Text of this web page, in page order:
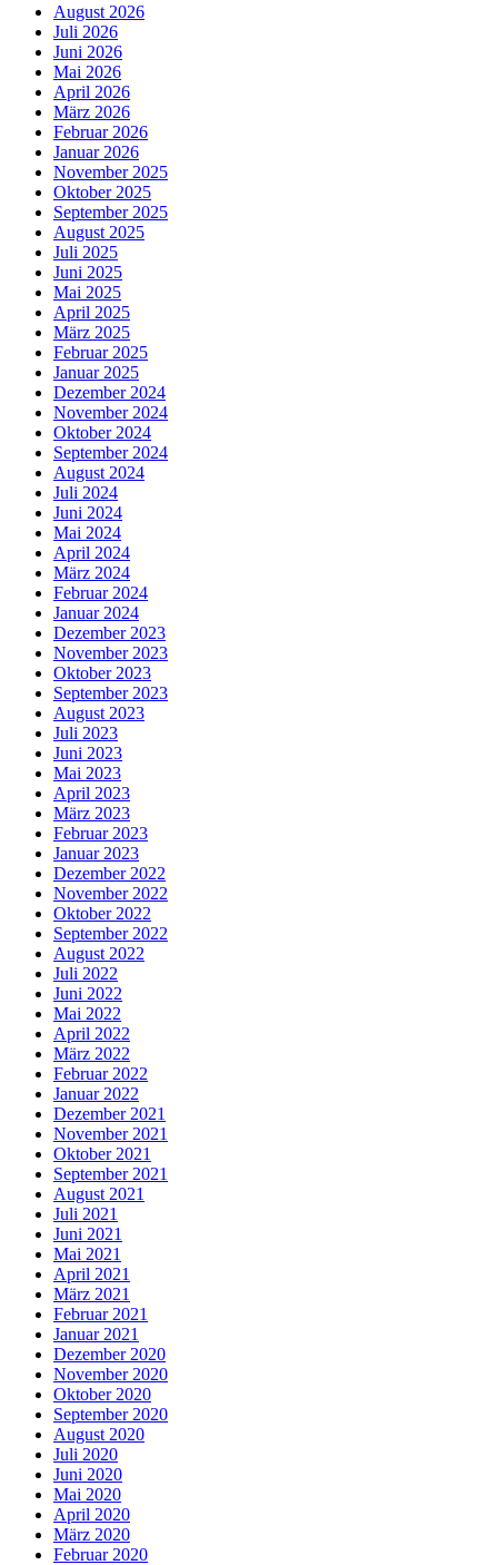
August 2026
Juli 2026
Juni 2026
Mai 2026
April 2026
März 2026
Februar 2026
Januar 2026
November 2025
Oktober 2025
September 2025
August 2025
Juli 2025
Juni 2025
Mai 2025
April 2025
März 2025
Februar 2025
Januar 2025
Dezember 2024
November 2024
Oktober 2024
September 2024
August 2024
Juli 2024
Juni 2024
Mai 2024
April 2024
März 2024
Februar 2024
Januar 2024
Dezember 2023
November 2023
Oktober 2023
September 2023
August 2023
Juli 2023
Juni 2023
Mai 2023
April 2023
März 2023
Februar 2023
Januar 2023
Dezember 2022
November 2022
Oktober 2022
September 2022
August 2022
Juli 2022
Juni 2022
Mai 2022
April 2022
März 2022
Februar 2022
Januar 2022
Dezember 2021
November 2021
Oktober 2021
September 2021
August 2021
Juli 2021
Juni 2021
Mai 2021
April 2021
März 2021
Februar 2021
Januar 2021
Dezember 2020
November 2020
Oktober 2020
September 2020
August 2020
Juli 2020
Juni 2020
Mai 2020
April 2020
März 2020
Februar 2020